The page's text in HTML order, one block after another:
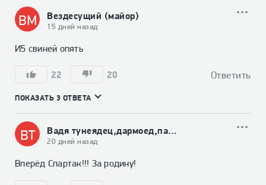
ВМ Вездесущий (майор)
15 дней назад
И5 свиней опять
22 20 Ответить
ПОКАЗАТЬ 3 ОТВЕТА
ВТ Вадя тунеядец,дармоед,паразит
20 дней назад
Вперёд Спартак!!! За родину!